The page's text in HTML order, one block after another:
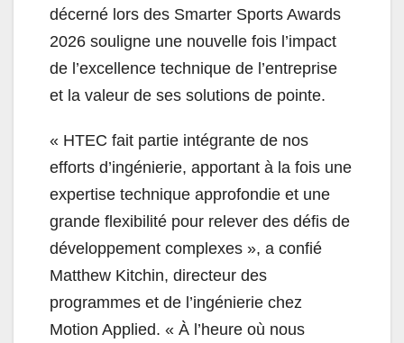
décerné lors des Smarter Sports Awards
2026 souligne une nouvelle fois l’impact
de l’excellence technique de l’entreprise
et la valeur de ses solutions de pointe.
« HTEC fait partie intégrante de nos
efforts d’ingénierie, apportant à la fois une
expertise technique approfondie et une
grande flexibilité pour relever des défis de
développement complexes », a confié
Matthew Kitchin, directeur des
programmes et de l’ingénierie chez
Motion Applied. « À l’heure où nous